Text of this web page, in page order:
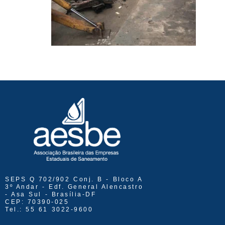
SEPS Q 702/902 Conj. B - Bloco A
3º Andar - Edf. General Alencastro
- Asa Sul - Brasília-DF
CEP: 70390-025
Tel.: 55 61 3022-9600